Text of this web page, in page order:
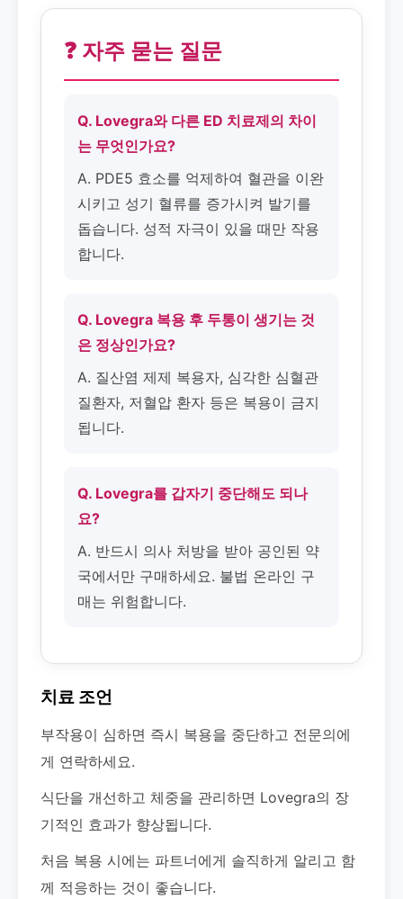
❓ 자주 묻는 질문
Q. Lovegra와 다른 ED 치료제의 차이
는 무엇인가요?
A. PDE5 효소를 억제하여 혈관을 이완
시키고 성기 혈류를 증가시켜 발기를
돕습니다. 성적 자극이 있을 때만 작용
합니다.
Q. Lovegra 복용 후 두통이 생기는 것
은 정상인가요?
A. 질산염 제제 복용자, 심각한 심혈관
질환자, 저혈압 환자 등은 복용이 금지
됩니다.
Q. Lovegra를 갑자기 중단해도 되나
요?
A. 반드시 의사 처방을 받아 공인된 약
국에서만 구매하세요. 불법 온라인 구
매는 위험합니다.
치료 조언
부작용이 심하면 즉시 복용을 중단하고 전문의에
게 연락하세요.
식단을 개선하고 체중을 관리하면 Lovegra의 장
기적인 효과가 향상됩니다.
처음 복용 시에는 파트너에게 솔직하게 알리고 함
께 적응하는 것이 좋습니다.